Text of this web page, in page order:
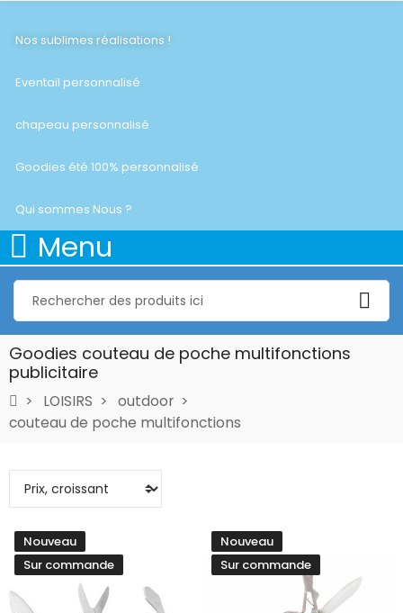
Nos sublimes réalisations !
Eventail personnalisé
chapeau personnalisé
Goodies été 100% personnalisé
Qui sommes Nous ?
Menu
Goodies couteau de poche multifonctions
publicitaire
LOISIRS
outdoor
couteau de poche multifonctions
Nouveau
Sur commande
Nouveau
Sur commande